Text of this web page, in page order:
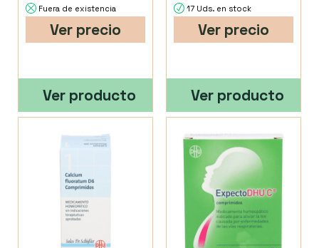
Fuera de existencia
Ver precio
Ver producto
17 Uds. en stock
Ver precio
Ver producto